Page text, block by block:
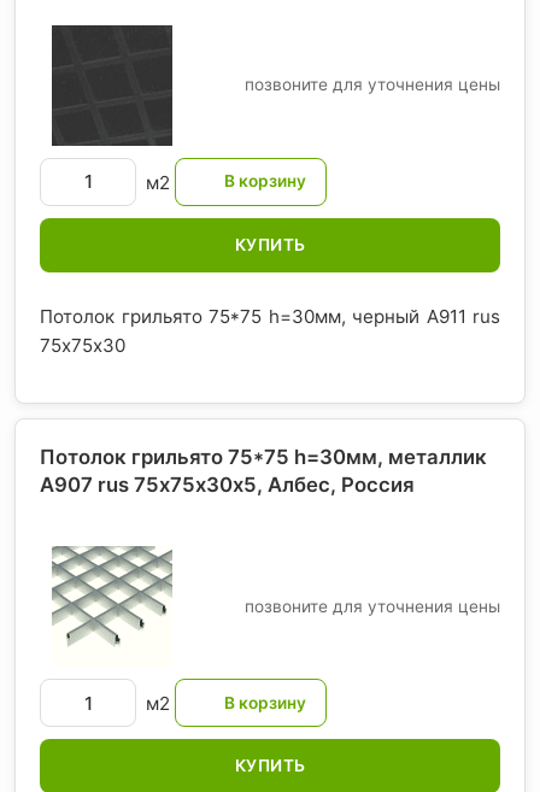
позвоните для уточнения цены
м2
КУПИТЬ
Потолок грильято 75*75 h=30мм, черный A911 rus
75х75х30
Потолок грильято 75*75 h=30мм, металлик
А907 rus 75х75х30х5, Албес, Россия
позвоните для уточнения цены
м2
КУПИТЬ